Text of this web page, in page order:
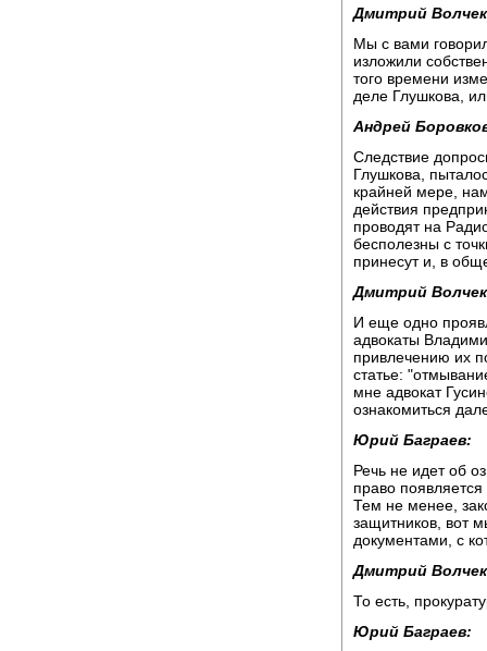
Дмитрий
Мы с вами
изложили
того времени
деле Глушкова,
Андрей
Следствие
Глушкова,
крайней мере,
действия
проводят на
бесполезны с
принесут и, в
Дмитрий
И еще одно
адвокаты
привлечению их
статье:
мне адвокат
ознакомиться
Юрий Баграев:
Речь не идет об
право
Тем не менее,
защитников, вот
документами, с
Дмитрий
То есть,
Юрий Баграев: